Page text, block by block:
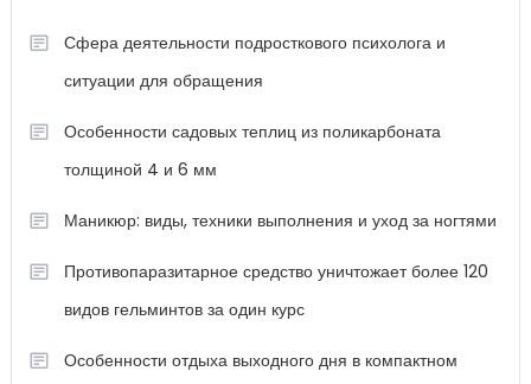
Сфера деятельности подросткового психолога и
ситуации для обращения
Особенности садовых теплиц из поликарбоната
толщиной 4 и 6 мм
Маникюр: виды, техники выполнения и уход за ногтями
Противопаразитарное средство уничтожает более 120
видов гельминтов за один курс
Особенности отдыха выходного дня в компактном